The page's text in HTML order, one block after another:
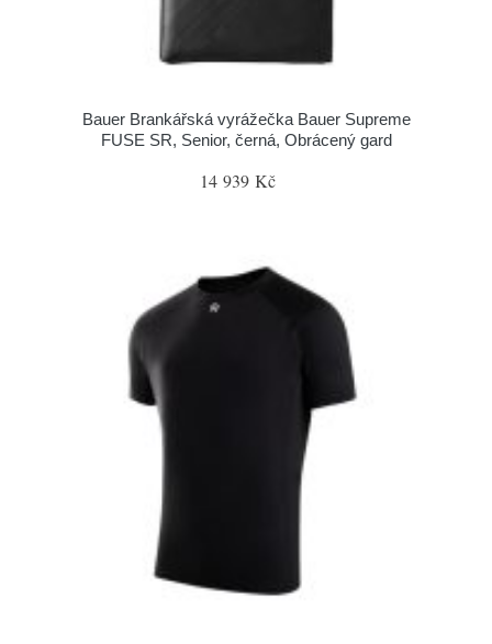
Bauer Brankářská vyrážečka Bauer Supreme
FUSE SR, Senior, černá, Obrácený gard
14 939 Kč